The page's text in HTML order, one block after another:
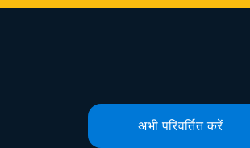
अभी परिवर्तित करें